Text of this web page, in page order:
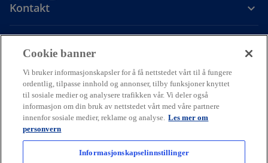
Kontakt
Om oss
Karriere
o
e
n
o
p
e
n
o
p
e
n
Cookie banner
Vi bruker informasjonskapsler for å få nettstedet vårt til å fungere
ordentlig, tilpasse innhold og annonser, tilby funksjoner knyttet
til sosiale medier og analysere trafikken vår. Vi deler også
informasjon om din bruk av nettstedet vårt med våre partnere
innenfor sosiale medier, reklame og analyse. Les mer om
personvern
Informasjonskapselinnstillinger